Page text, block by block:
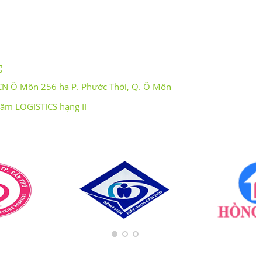
Ô Môn 256 ha P. Phước Thới, Q. Ô Môn
LOGISTICS hạng II